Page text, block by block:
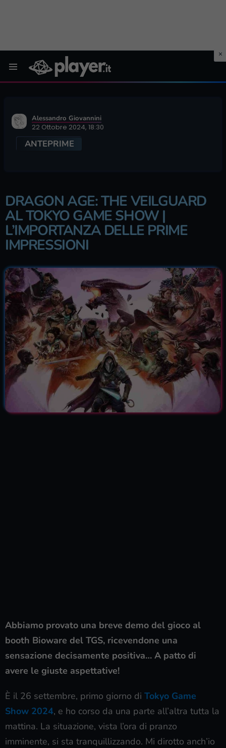
Alessandro Giovannini
22 Ottobre 2024, 18:30
ANTEPRIME
DRAGON AGE: THE VEILGUARD
AL TOKYO GAME SHOW |
L’IMPORTANZA DELLE PRIME
IMPRESSIONI
Abbiamo provato una breve demo del gioco al
booth Bioware del TGS, ricevendone una
sensazione decisamente positiva… A patto di
avere le giuste aspettative!
È il 26 settembre, primo giorno di Tokyo Game
Show 2024, e ho corso da una parte all’altra tutta la
mattina. La situazione, vista l’ora di pranzo
imminente, si sta tranquillizzando. Mi dirotto anch’io